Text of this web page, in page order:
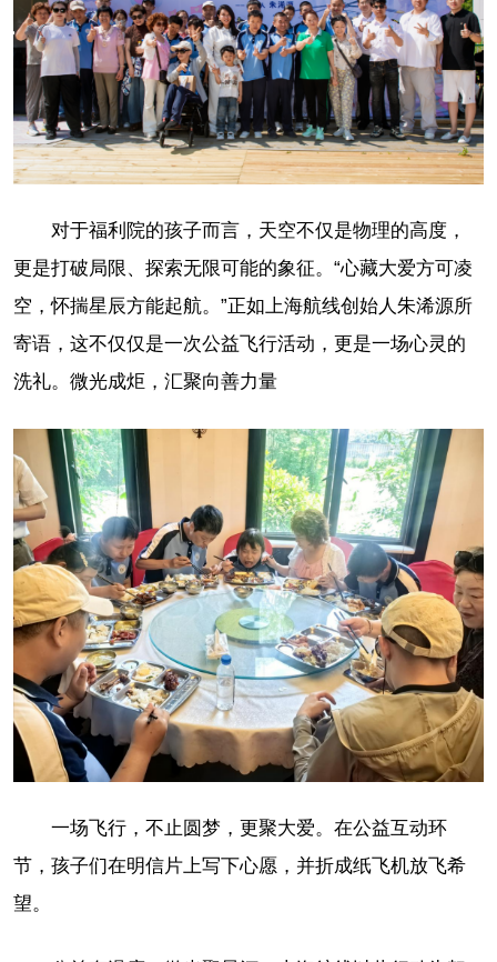
对于福利院的孩子而言，天空不仅是物理的高度，
更是打破局限、探索无限可能的象征。“心藏大爱方可凌
空，怀揣星辰方能起航。”正如上海航线创始人朱浠源所
寄语，这不仅仅是一次公益飞行活动，更是一场心灵的
洗礼。微光成炬，汇聚向善力量
一场飞行，不止圆梦，更聚大爱。在公益互动环
节，孩子们在明信片上写下心愿，并折成纸飞机放飞希
望。